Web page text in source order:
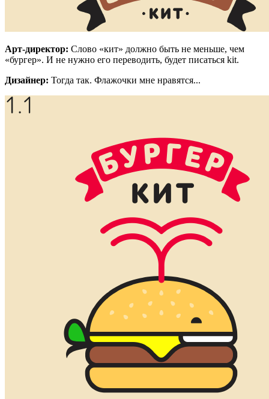
Арт-директор: Слово «кит» должно быть не меньше, чем
«бургер». И не нужно его переводить, будет писаться kit.
Дизайнер: Тогда так. Флажочки мне нравятся...